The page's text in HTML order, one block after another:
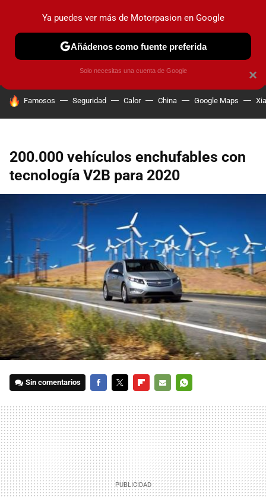
PRUEBAS COCHES ELÉCTRICOS OBSERVATORIO
HOY SE HABLA DE
Famosos Seguridad Calor China Google Maps
200.000 vehículos enchufables con
tecnología V2B para 2020
Sin comentarios
MAIL
×
Ya puedes ver más de Motorpasion en Google
Añádenos como fuente preferida
Solo necesitas una cuenta de Google